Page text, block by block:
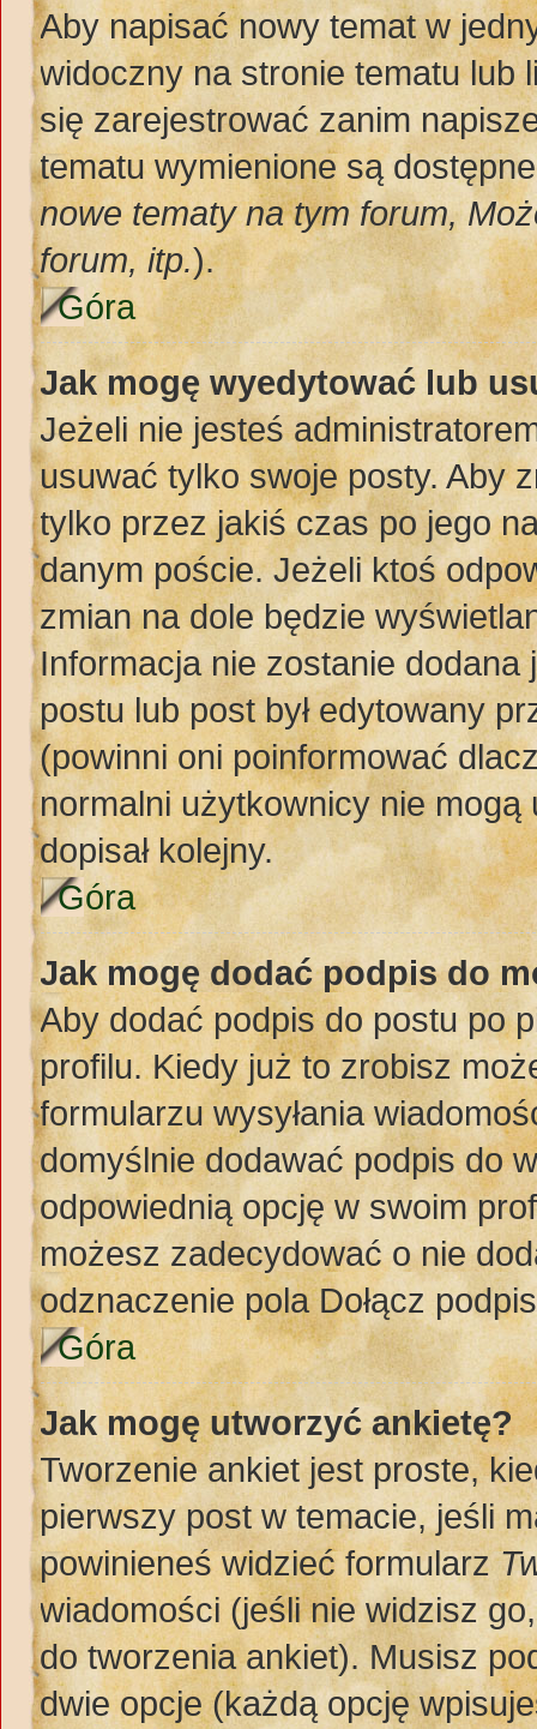
Aby napisać nowy temat w
widoczny na stronie tematu lub
się zarejestrować zanim
tematu wymienione są
nowe tematy na tym forum,
forum, itp.).
Góra
Jak mogę wyedytować lub
Jeżeli nie jesteś
usuwać tylko swoje posty. Aby
tylko przez jakiś czas po jego
danym poście. Jeżeli ktoś
zmian na dole będzie
Informacja nie zostanie dodana
postu lub post był edytowany
(powinni oni poinformować
normalni użytkownicy nie
dopisał kolejny.
Góra
Jak mogę dodać podpis do
Aby dodać podpis do postu po
profilu. Kiedy już to zrobisz
formularzu wysyłania
domyślnie dodawać podpis do
odpowiednią opcję w swoim
możesz zadecydować o nie
odznaczenie pola Dołącz
Góra
Jak mogę utworzyć ankietę?
Tworzenie ankiet jest proste,
pierwszy post w temacie, jeśli
powinieneś widzieć formularz
wiadomości (jeśli nie widzisz
do tworzenia ankiet). Musisz
dwie opcje (każdą opcję